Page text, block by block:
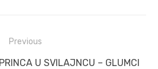
Previous
U SVILAJNCU – GLUMCI